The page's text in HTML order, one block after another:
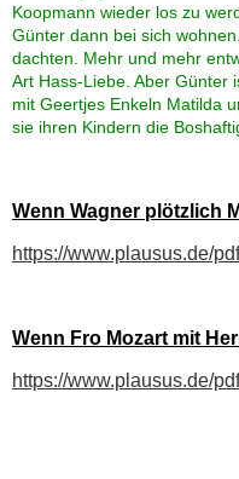
Mister Godseys Hupe
Bauer, Dame, König,
Linkliste (3)
Presse
Koopmann wieder los zu
Günter dann bei sich
dachten. Mehr und mehr
Art Hass-Liebe. Aber Günter
mit Geertjes Enkeln Matilda
sie ihren Kindern die
Wenn Wagner plötzlich
https://www.plausus.de/
Wenn Fro Mozart mit
https://www.plausus.de/